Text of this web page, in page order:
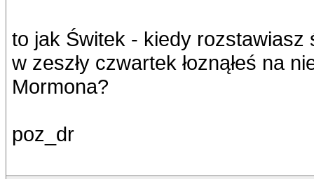
to jak Świtek - kiedy rozstawiasz
w zeszły czwartek łoznąłeś na
Mormona?
poz_dr